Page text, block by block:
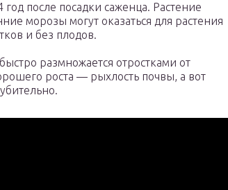
после посадки саженца. Растение
морозы могут оказаться для растения
и без плодов.
размножается отростками от
роста — рыхлость почвы, а вот